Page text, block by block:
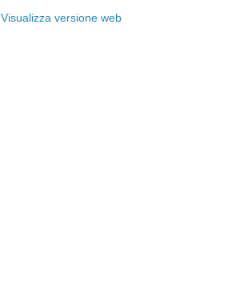
Visualizza versione web